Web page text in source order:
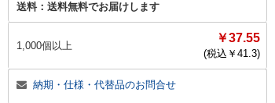
送料： 送料無料でお届けします
1,000個以上
￥37.55
(税込￥ 41.3)
納期・仕様・代替品のお問合せ